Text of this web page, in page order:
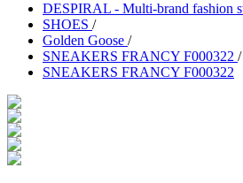
DESPIRAL - Multi-brand fashion
SHOES /
Golden Goose /
SNEAKERS FRANCY F000322 /
SNEAKERS FRANCY F000322